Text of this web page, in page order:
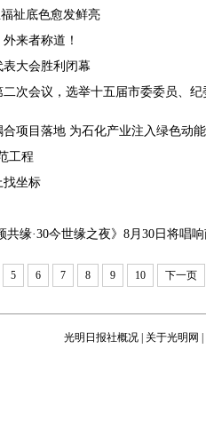
祉底色愈发鲜亮
来者称道！
大会胜利闭幕
次会议，选举十五届市委委员、纪
项目落地 为石化产业注入绿色动能
工程
找坐标
缘·30今世缘之夜》8月30日将唱
5 6 7 8 9 10 下一页
光明日报社概况 关于光明网